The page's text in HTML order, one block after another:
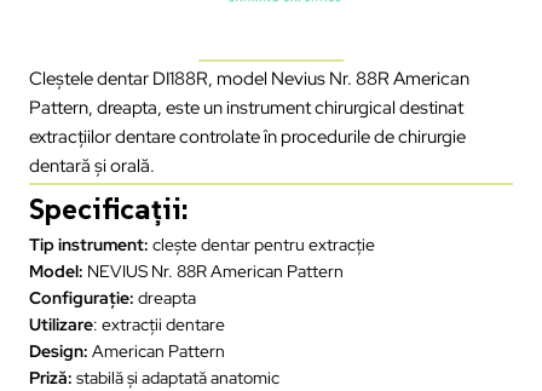
Cleștele dentar DI188R, model Nevius Nr. 88R American
Pattern, dreapta, este un instrument chirurgical destinat
extracțiilor dentare controlate în procedurile de chirurgie
dentară și orală.
Specificații:
Tip instrument: clește dentar pentru extracție
Model: NEVIUS Nr. 88R American Pattern
Configurație: dreapta
Utilizare: extracții dentare
Design: American Pattern
Priză: stabilă și adaptată anatomic